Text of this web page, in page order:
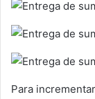
Para